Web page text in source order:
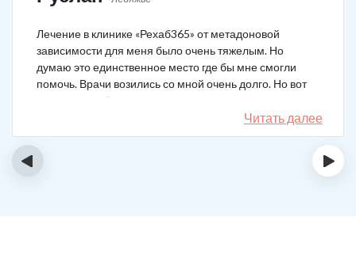
Лечение в клинике «Рехаб365» от метадоновой
зависимости для меня было очень тяжелым. Но
думаю это единственное место где бы мне смогли
помочь. Врачи возились со мной очень долго. Но вот
теперь я уже 5 месяцев не принимаю наркотики.
Читать далее
‹ ›